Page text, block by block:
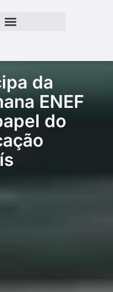
da
ENEF
do